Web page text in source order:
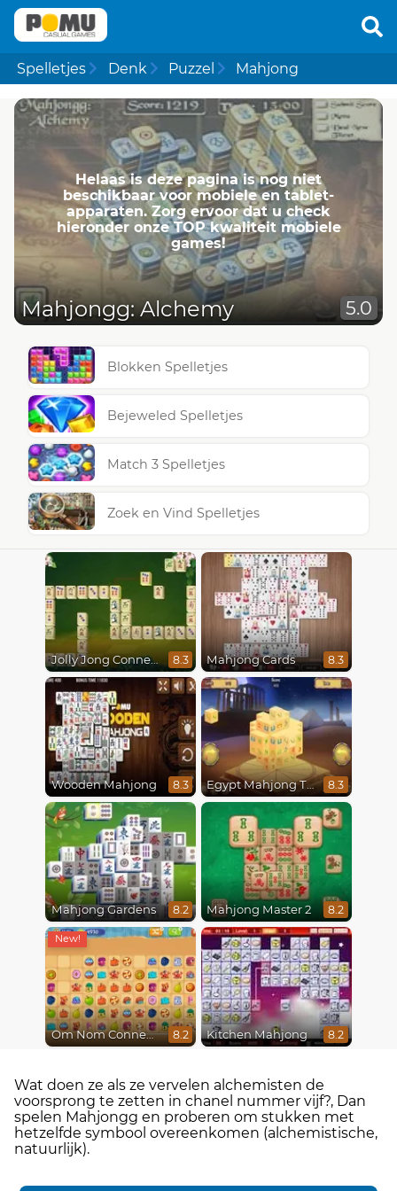
Spelletjes Denk Puzzel Mahjong
Helaas is deze pagina is nog niet
beschikbaar voor mobiele en tablet-
apparaten. Zorg ervoor dat u check
hieronder onze TOP kwaliteit mobiele
games!
Mahjongg: Alchemy 5.0
Blokken Spelletjes
Bejeweled Spelletjes
Match 3 Spelletjes
Zoek en Vind Spelletjes
Jolly Jong Connect 8.3 Mahjong Cards 8.3
Wooden Mahjong 8.3 Egypt Mahjong Triple Dimensions 8.3
Mahjong Gardens 8.2 Mahjong Master 2 8.2
Om Nom Connect Classic 8.2 Kitchen Mahjong 8.2
Wat doen ze als ze vervelen alchemisten de
voorsprong te zetten in chanel nummer vijf?, Dan
spelen Mahjongg en proberen om stukken met
hetzelfde symbool overeenkomen (alchemistische,
natuurlijk).